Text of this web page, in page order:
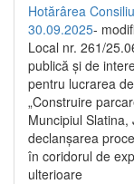
Hotărârea
30.09.2025-
Local nr. 261/
publică şi de
pentru lucrarea
„Construire
Muncipiul
declanşarea
în coridorul de
ulterioare